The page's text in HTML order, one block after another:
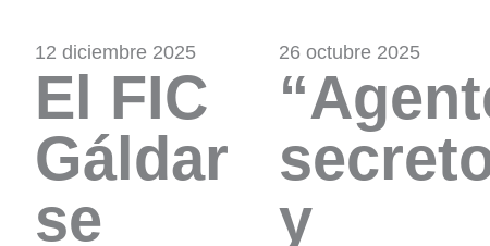
12 diciembre 2025
El FIC
Gáldar
se
26 octubre 2025
y